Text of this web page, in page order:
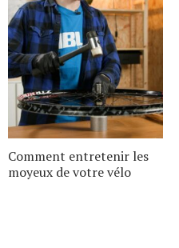
Comment entretenir les
moyeux de votre vélo